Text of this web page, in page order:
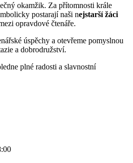
okamžik. Za přítomnosti krále
postarají naši nejstarší žáci
opravdové čtenáře.
úspěchy a otevřeme pomyslnou
a dobrodružství.
plné radosti a slavnostní